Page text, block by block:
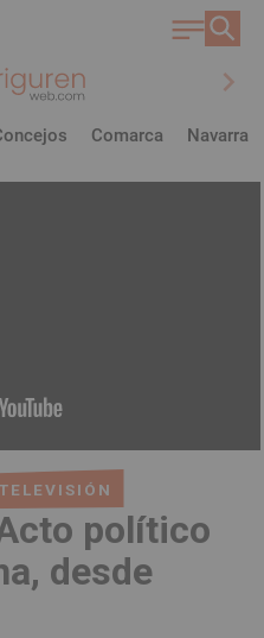
chevron_right
Comarca Navarra
Acto político
desde